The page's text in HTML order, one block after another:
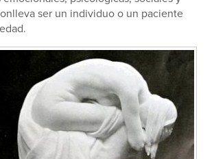
ser un individuo o un paciente